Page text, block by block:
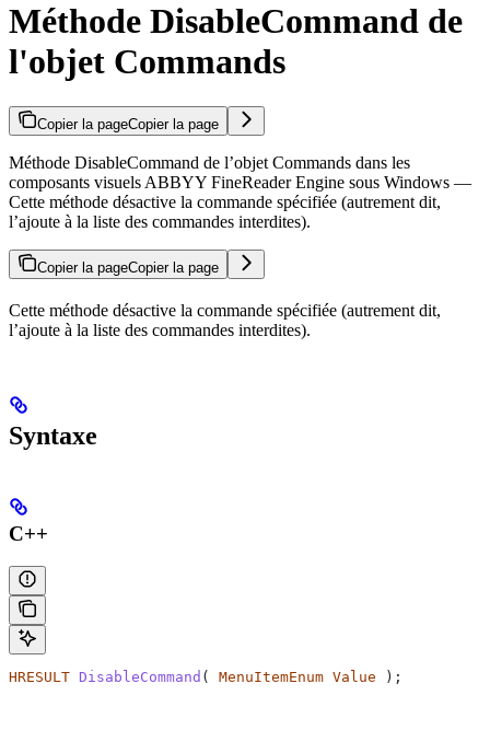
Méthode DisableCommand de
l'objet Commands
Copier la pageCopier la page
Méthode DisableCommand de l’objet Commands dans les
composants visuels ABBYY FineReader Engine sous Windows —
Cette méthode désactive la commande spécifiée (autrement dit,
l’ajoute à la liste des commandes interdites).
Copier la pageCopier la page
Cette méthode désactive la commande spécifiée (autrement dit,
l’ajoute à la liste des commandes interdites).
Syntaxe
C++
HRESULT DisableCommand ( MenuItemEnum Value );